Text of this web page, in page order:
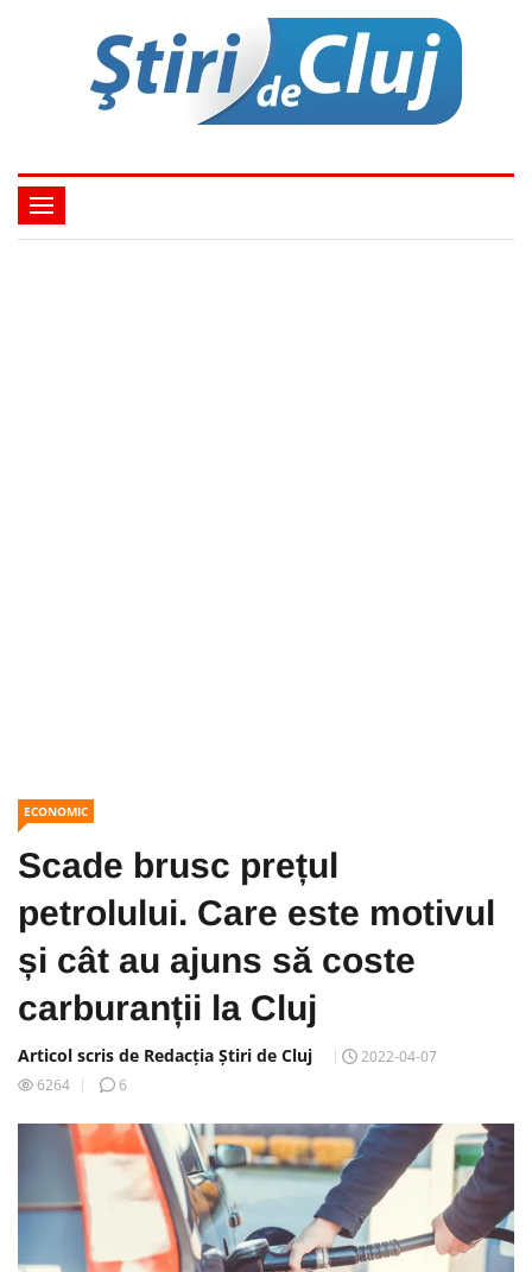
ECONOMIC
Scade brusc prețul
petrolului. Care este motivul
și cât au ajuns să coste
carburanții la Cluj
Articol scris de Redacția Știri de Cluj
2022-04-07
6264
6